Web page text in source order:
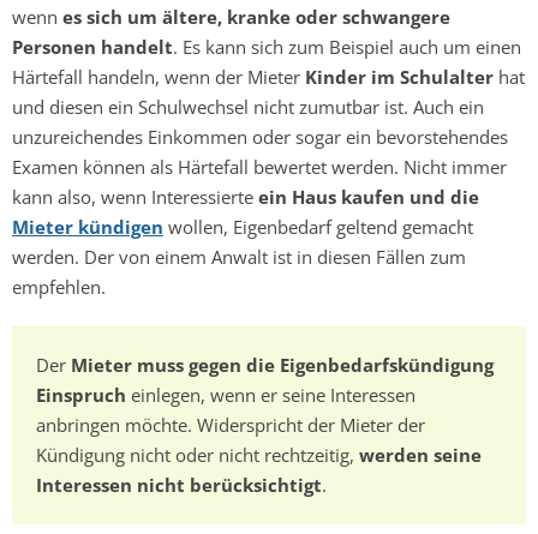
wenn es sich um ältere, kranke oder schwangere
Personen handelt. Es kann sich zum Beispiel auch um einen
Härtefall handeln, wenn der Mieter Kinder im Schulalter hat
und diesen ein Schulwechsel nicht zumutbar ist. Auch ein
unzureichendes Einkommen oder sogar ein bevorstehendes
Examen können als Härtefall bewertet werden. Nicht immer
kann also, wenn Interessierte ein Haus kaufen und die
Mieter kündigen wollen, Eigenbedarf geltend gemacht
werden. Der von einem Anwalt ist in diesen Fällen zum
empfehlen.
Der Mieter muss gegen die Eigenbedarfskündigung
Einspruch einlegen, wenn er seine Interessen
anbringen möchte. Widerspricht der Mieter der
Kündigung nicht oder nicht rechtzeitig, werden seine
Interessen nicht berücksichtigt.